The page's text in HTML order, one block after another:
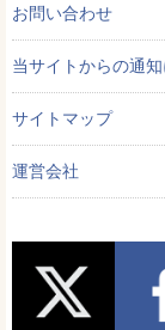
お問い合わせ
当サイトからの通
サイトマップ
運営会社